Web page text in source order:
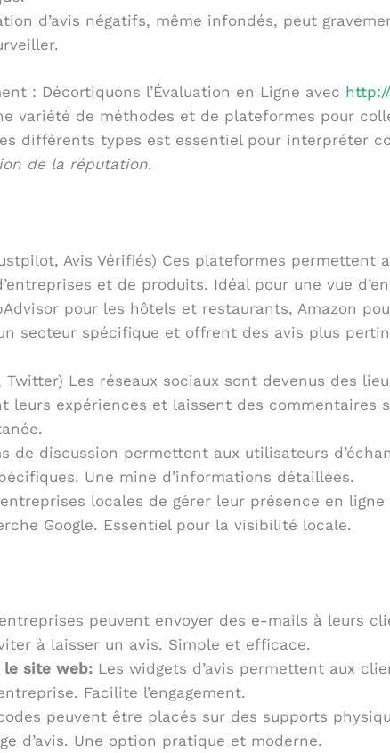
d’avis négatifs, même infondés, peut
: Décortiquons l’Évaluation en Ligne avec
variété de méthodes et de plateformes pour
différents types est essentiel pour interpréter
de la réputation.
Avis Vérifiés) Ces plateformes permettent
et de produits. Idéal pour une vue
pour les hôtels et restaurants, Amazon
secteur spécifique et offrent des avis plus
Twitter) Les réseaux sociaux sont devenus des
leurs expériences et laissent des commentaires
de discussion permettent aux utilisateurs
Une mine d’informations détaillées.
locales de gérer leur présence en
Google. Essentiel pour la visibilité locale.
peuvent envoyer des e-mails à leurs
à laisser un avis. Simple et efficace.
le site web: Les widgets d’avis permettent aux
Facilite l’engagement.
peuvent être placés sur des supports
d’avis. Une option pratique et moderne.